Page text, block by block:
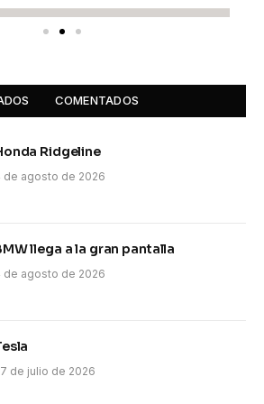
COMENTADOS
Ridgeline
de agosto de 2026
llega a la gran pantalla
de agosto de 2026
de julio de 2026